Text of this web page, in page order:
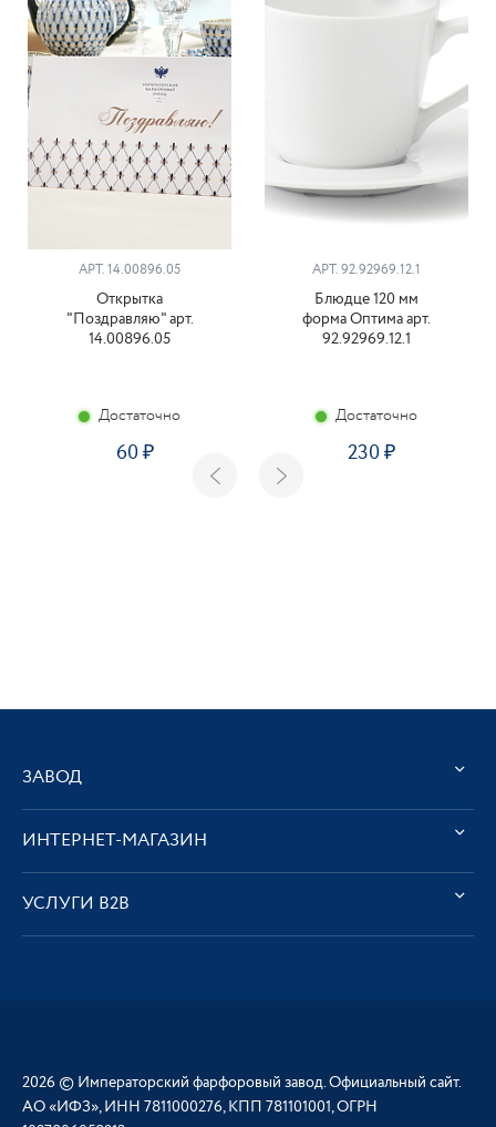
АРТ. 14.00896.05
Открытка
"Поздравляю" арт.
14.00896.05
Достаточно
60
АРТ. 92.92969.12.1
Блюдце 120 мм
форма Оптима арт.
92.92969.12.1
Достаточно
230
ЗАВОД
ИНТЕРНЕТ-МАГАЗИН
УСЛУГИ В2В
2026 © Императорский фарфоровый завод. Официальный сайт.
АО «ИФЗ», ИНН 7811000276, КПП 781101001, ОГРН